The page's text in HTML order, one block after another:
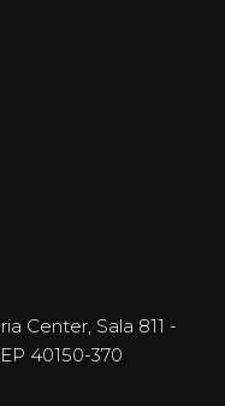
Center, Sala 811 -
40150-370